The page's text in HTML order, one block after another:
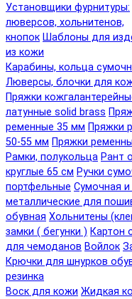
Установщики фурнитуры:
люверсов, хольнитенов,
кнопок Шаблоны для
из кожи
Карабины, кольца
Люверсы, блочки для
Пряжки
латунные solid brass
ременные 35 мм Пряжки
50-55 мм Пряжки
Рамки, полукольца Рант
круглые 65 см Ручки
портфельные Сумочная
металлические для
обувная Хольнитены
замки ( бегунки ) Картон
для чемоданов Войлок
Крючки для шнурков
резинка
Воск для кожи Жидкая